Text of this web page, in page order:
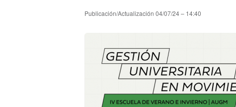
Publicación/Actualización 04/07/24 – 14:40